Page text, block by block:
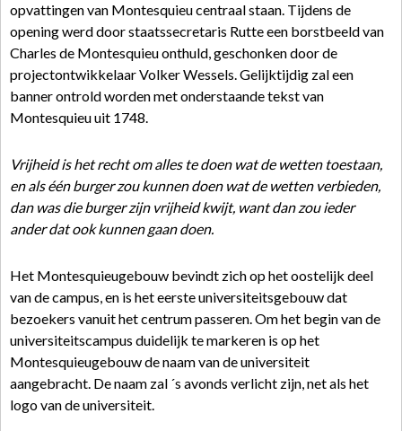
opvattingen van Montesquieu centraal staan. Tijdens de
opening werd door staatssecretaris Rutte een borstbeeld van
Charles de Montesquieu onthuld, geschonken door de
projectontwikkelaar Volker Wessels. Gelijktijdig zal een
banner ontrold worden met onderstaande tekst van
Montesquieu uit 1748.
Vrijheid is het recht om alles te doen wat de wetten toestaan,
en als één burger zou kunnen doen wat de wetten verbieden,
dan was die burger zijn vrijheid kwijt, want dan zou ieder
ander dat ook kunnen gaan doen.
Het Montesquieugebouw bevindt zich op het oostelijk deel
van de campus, en is het eerste universiteitsgebouw dat
bezoekers vanuit het centrum passeren. Om het begin van de
universiteitscampus duidelijk te markeren is op het
Montesquieugebouw de naam van de universiteit
aangebracht. De naam zal ´s avonds verlicht zijn, net als het
logo van de universiteit.